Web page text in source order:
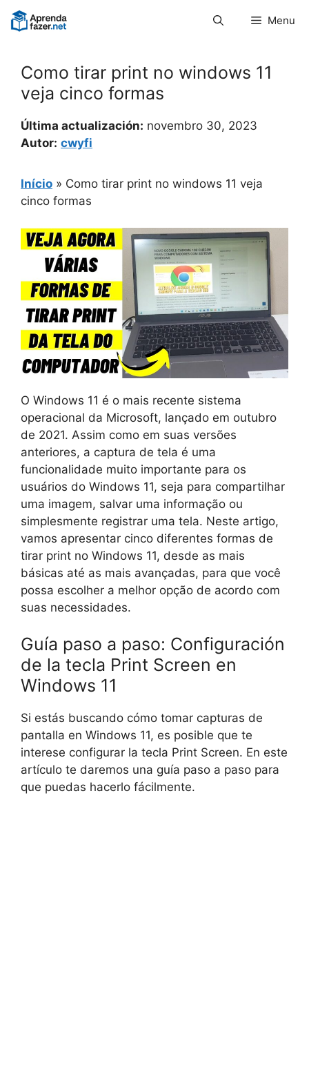
Pular
para
Menu
Como tirar print no windows 11
veja cinco formas
Última actualización: novembro 30, 2023
Autor: cwyfi
Início » Como tirar print no windows 11 veja
cinco formas
O Windows 11 é o mais recente sistema
operacional da Microsoft, lançado em outubro
de 2021. Assim como em suas versões
anteriores, a captura de tela é uma
funcionalidade muito importante para os
usuários do Windows 11, seja para compartilhar
uma imagem, salvar uma informação ou
simplesmente registrar uma tela. Neste artigo,
vamos apresentar cinco diferentes formas de
tirar print no Windows 11, desde as mais
básicas até as mais avançadas, para que você
possa escolher a melhor opção de acordo com
suas necessidades.
Guía paso a paso: Configuración
de la tecla Print Screen en
Windows 11
Si estás buscando cómo tomar capturas de
pantalla en Windows 11, es posible que te
interese configurar la tecla Print Screen. En este
artículo te daremos una guía paso a paso para
que puedas hacerlo fácilmente.